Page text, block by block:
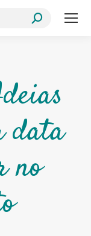
data
no